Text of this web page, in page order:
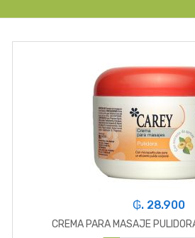
₲. 28.900
CREMA PARA MASAJE